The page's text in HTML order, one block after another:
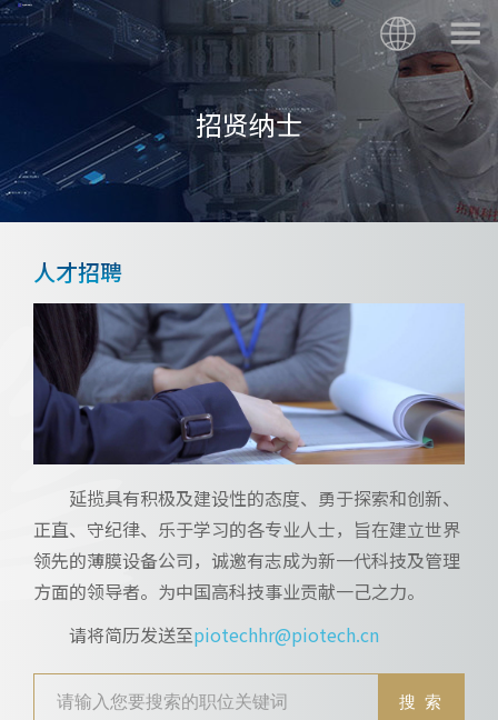
招贤纳士
人才招聘
延揽具有积极及建设性的态度、勇于探索和创新、
正直、守纪律、乐于学习的各专业人士，旨在建立世界
领先的薄膜设备公司，诚邀有志成为新一代科技及管理
方面的领导者。为中国高科技事业贡献一己之力。
请将简历发送至piotechhr@piotech.cn